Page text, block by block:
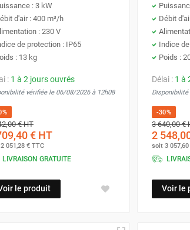
: 3 kW
d'air : 400 m³/h
: 230 V
de protection : IP65
: 13 kg
: 1 à 2 jours ouvrés
vérifiée le 06/08/2026 à 12h08
€HT
€ HT
2 051,28 € TTC
LIVRAISON GRATUITE
le produit
Débit
Indice
Poids :
Délai : 1 à
Disponibilité
-30%
3 640,00 €
2
soit 3 057,60
Voir le